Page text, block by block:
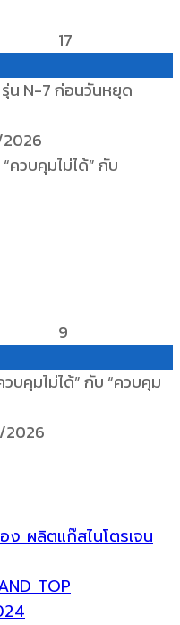
17
น N-7 ก่อนวันหยุด
9
บคุมไม่ได้” กับ “ควบคุม
ง ผลิตแก๊สไนโตรเจน
TOP